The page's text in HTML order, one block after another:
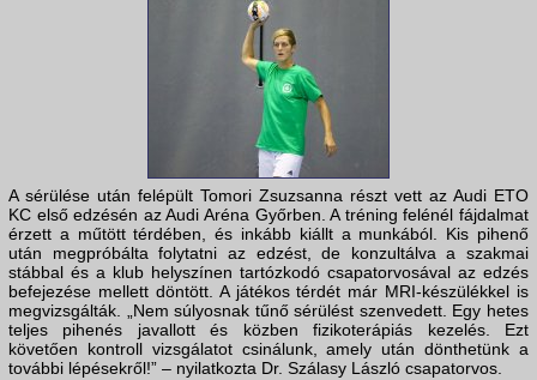
A sérülése után felépült Tomori Zsuzsanna részt vett az Audi ETO
KC első edzésén az Audi Aréna Győrben. A tréning felénél fájdalmat
érzett a műtött térdében, és inkább kiállt a munkából. Kis pihenő
után megpróbálta folytatni az edzést, de konzultálva a szakmai
stábbal és a klub helyszínen tartózkodó csapatorvosával az edzés
befejezése mellett döntött. A játékos térdét már MRI-készülékkel is
megvizsgálták. „Nem súlyosnak tűnő sérülést szenvedett. Egy hetes
teljes pihenés javallott és közben fizikoterápiás kezelés. Ezt
követően kontroll vizsgálatot csinálunk, amely után dönthetünk a
további lépésekről!” – nyilatkozta Dr. Szálasy László csapatorvos.